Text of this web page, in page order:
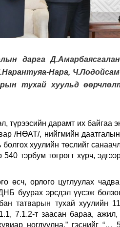
дарга
Нара,
тухай хуульд
түрээсийн дарамт их
/НӨАТ/, нийгмийн
хуулийн төслийг
тэрбум төгрөгт хүрч,
өсч, орлого цуглуулах
буурах эрсдэл үүсэж
татварын тухай хуулийн
7.1.2-т заасан бараа,
ногдуулна.” гэснийг “…